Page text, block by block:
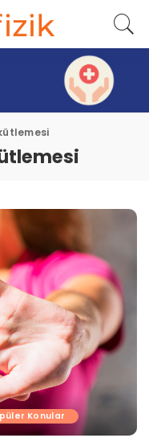
Konular